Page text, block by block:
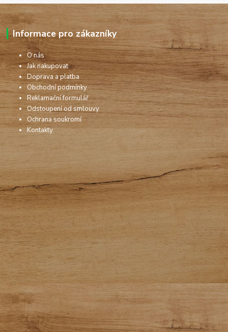
Informace pro zákazníky
O nás
Jak nakupovat
Doprava a platba
Obchodní podmínky
Reklamační formulář
Odstoupení od smlouvy
Ochrana soukromí
Kontakty